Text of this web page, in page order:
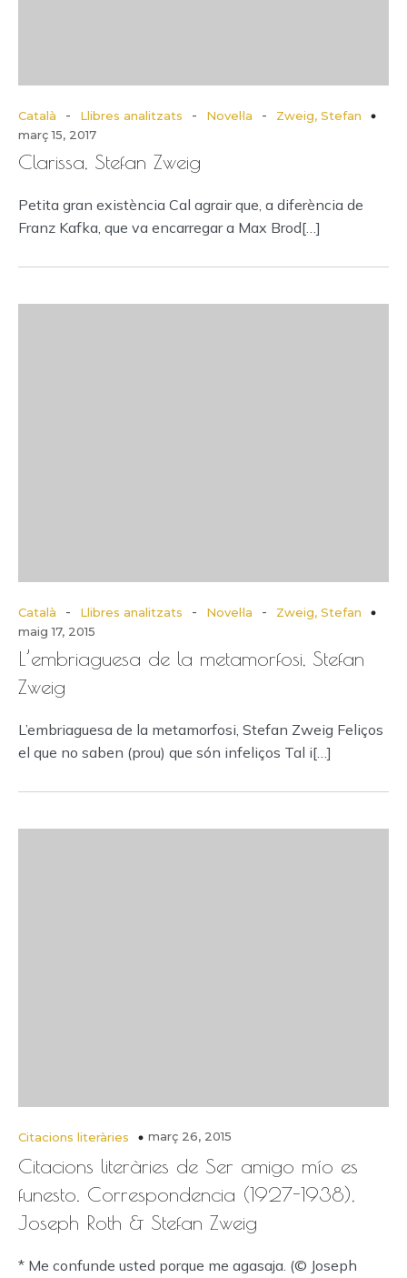
Català - Llibres analitzats - Novel·la -
Zweig, Stefan
març 15, 2017
Clarissa, Stefan Zweig
Petita gran existència Cal agrair que, a diferència de
Franz Kafka, que va encarregar a Max Brod[…]
Català - Llibres analitzats - Novel·la -
Zweig, Stefan
maig 17, 2015
L’embriaguesa de la metamorfosi, Stefan
Zweig
L’embriaguesa de la metamorfosi, Stefan Zweig Feliços
el que no saben (prou) que són infeliços Tal i[…]
Citacions literàries març 26, 2015
Citacions literàries de Ser amigo mío es
funesto. Correspondencia (1927-1938),
Joseph Roth & Stefan Zweig
* Me confunde usted porque me agasaja. (© Joseph